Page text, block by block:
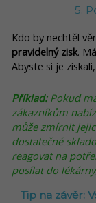
5.
Kdo by nechtěl
pravidelný zisk.
Abyste si je
Příklad:Pokud
zákazníkům
může zmírnit
dostatečné
reagovat na
posílat do
Tip na závěr: